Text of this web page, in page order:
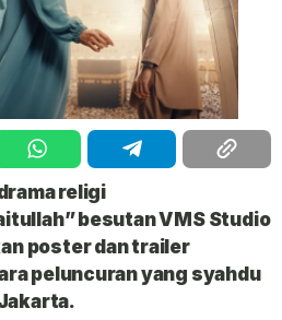
religi
besutan VMS Studio
poster dan trailer
peluncuran yang syahdu